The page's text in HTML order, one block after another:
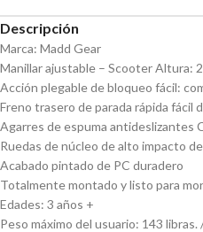
Descripción
Marca: Madd Gear
Manillar ajustable – Scooter Altura:
Acción plegable de bloqueo fácil:
Freno trasero de parada rápida fácil
Agarres de espuma antideslizantes
Ruedas de núcleo de alto impacto
Acabado pintado de PC duradero
Totalmente montado y listo para
Edades: 3 años +
Peso máximo del usuario: 143 libras.